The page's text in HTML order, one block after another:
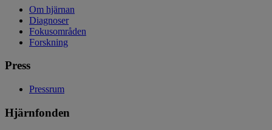
Om hjärnan
Diagnoser
Fokusområden
Forskning
Press
Pressrum
Hjärnfonden